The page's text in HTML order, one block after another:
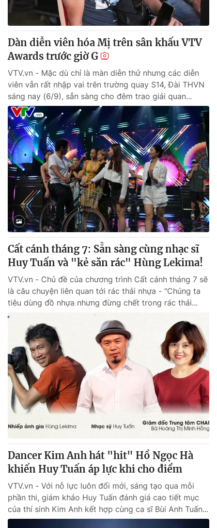
Dàn diễn viên hóa Mị trên sân khấu VTV
Awards trước giờ G
VTV.vn - Mặc dù chỉ là màn diễn thử nhưng các diễn
viên vẫn rất nhập vai trên trường quay S14, Đài THVN
sáng nay (6/9), sẵn sàng cho đêm trao giải quan...
Cất cánh tháng 7: Sẵn sàng cùng nhạc sĩ
Huy Tuấn và "kẻ săn rác" Hùng Lekima!
VTV.vn - Chủ đề của chương trình Cất cánh tháng 7 sẽ
là câu chuyện liên quan tới rác thải nhựa - "Chúng ta
tiêu dùng đồ nhựa nhưng đừng chết trong rác thải...
Dancer Kim Anh hát "hit" Hồ Ngọc Hà
khiến Huy Tuấn áp lực khi cho điểm
VTV.vn - Với nỗ lực luôn đổi mới, sáng tạo qua mỗi
phần thi, giám khảo Huy Tuấn đánh giá cao tiết mục
của thí sinh Kim Anh kết hợp cùng ca sĩ Bùi Anh Tuấn...